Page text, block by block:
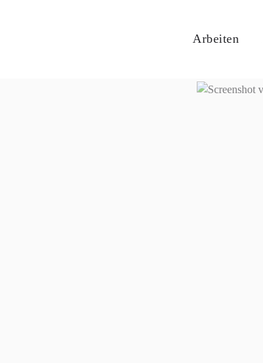
Arbeiten